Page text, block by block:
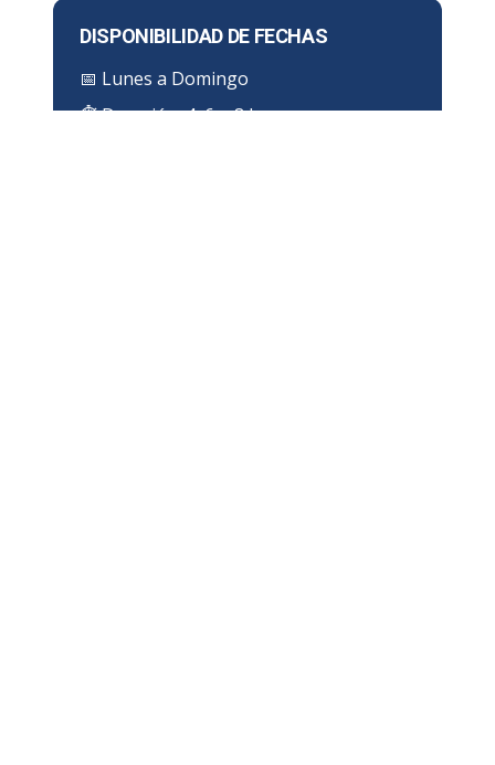
DISPONIBILIDAD DE FECHAS
📅 Lunes a Domingo
⏱ Duración:4, 6 u 8 horas